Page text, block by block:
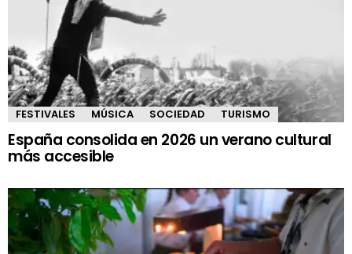
FESTIVALES MÚSICA SOCIEDAD TURISMO
España consolida en 2026 un verano cultural
más accesible